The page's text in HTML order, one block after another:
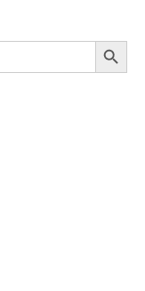
Search Button